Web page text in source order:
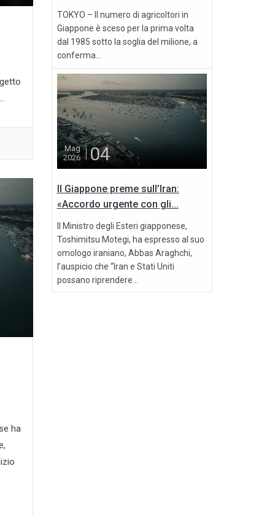
ha
TOKYO – Il numero di agricoltori in
Giappone è sceso per la prima volta
dal 1985 sotto la soglia del milione, a
conferma...
Mag
2026
04
Il Giappone preme sull’Iran:
«Accordo urgente con gli...
Il Ministro degli Esteri giapponese,
Toshimitsu Motegi, ha espresso al suo
omologo iraniano, Abbas Araghchi,
l’auspicio che “Iran e Stati Uniti
possano riprendere...